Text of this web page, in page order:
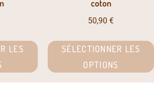
LES
coton
50,90 €
SÉLECTIONNER LES
OPTIONS